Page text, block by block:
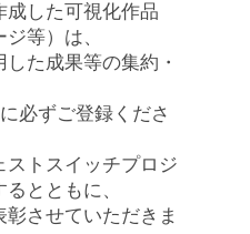
成した可視化作品
等）は、
た成果等の集約・
に必ずご登録くださ
トスイッチプロジ
とともに、
彰させていただきま